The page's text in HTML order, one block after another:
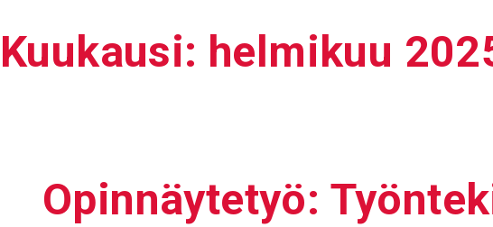
Kuukausi: helmikuu
Opin­näy­tetyö: